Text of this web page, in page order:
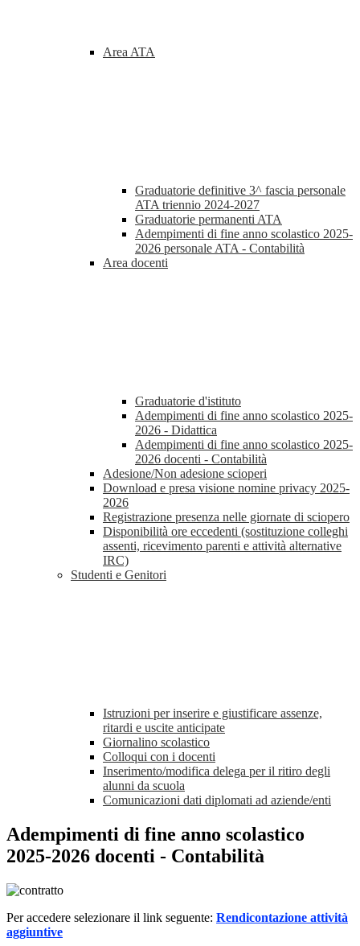
Area ATA
Graduatorie definitive 3^ fascia personale
ATA triennio 2024-2027
Graduatorie permanenti ATA
Adempimenti di fine anno scolastico 2025-
2026 personale ATA - Contabilità
Area docenti
Graduatorie d'istituto
Adempimenti di fine anno scolastico 2025-
2026 - Didattica
Adempimenti di fine anno scolastico 2025-
2026 docenti - Contabilità
Adesione/Non adesione scioperi
Download e presa visione nomine privacy 2025-
2026
Registrazione presenza nelle giornate di sciopero
Disponibilità ore eccedenti (sostituzione colleghi
assenti, ricevimento parenti e attività alternative
IRC)
Studenti e Genitori
Istruzioni per inserire e giustificare assenze,
ritardi e uscite anticipate
Giornalino scolastico
Colloqui con i docenti
Inserimento/modifica delega per il ritiro degli
alunni da scuola
Comunicazioni dati diplomati ad aziende/enti
Adempimenti di fine anno scolastico
2025-2026 docenti - Contabilità
Per accedere selezionare il link seguente: Rendicontazione attività
aggiuntive